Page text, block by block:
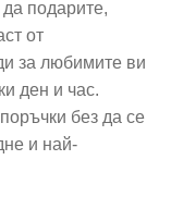
подарите,
от
за любимите ви
ден и час.
без да се
и най-